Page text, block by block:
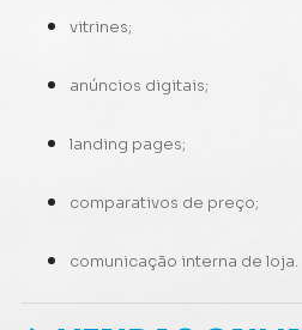
vitrines;
anúncios digitais;
landing pages;
comparativos de preço;
comunicação interna de loja.